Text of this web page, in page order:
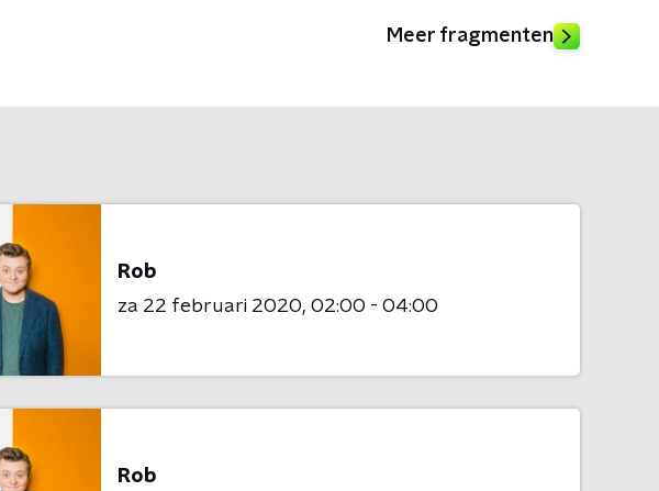
Meer fragmenten
Rob
za 22 februari 2020 02:00 - 04:00
Rob